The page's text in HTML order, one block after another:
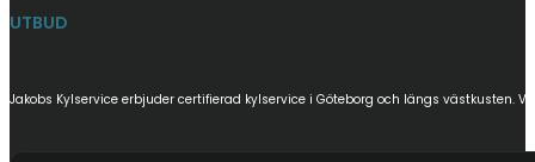
UTBUD
Jakobs Kylservice erbjuder certifierad kylservice i Göteborg och längs